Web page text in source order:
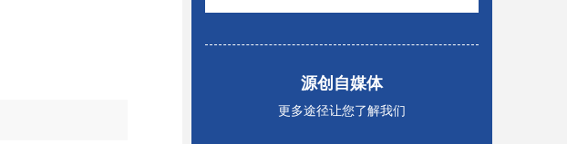
源创自媒体
更多途径让您了解我们